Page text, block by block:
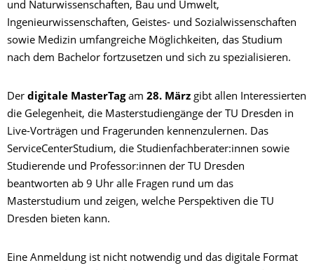
und Naturwissenschaften, Bau und Umwelt,
Ingenieurwissenschaften, Geistes- und Sozialwissenschaften
sowie Medizin umfangreiche Möglichkeiten, das Studium
nach dem Bachelor fortzusetzen und sich zu spezialisieren.
Der digitale MasterTag am 28. März gibt allen Interessierten
die Gelegenheit, die Masterstudiengänge der TU Dresden in
Live-Vorträgen und Fragerunden kennenzulernen. Das
ServiceCenterStudium, die Studienfachberater:innen sowie
Studierende und Professor:innen der TU Dresden
beantworten ab 9 Uhr alle Fragen rund um das
Masterstudium und zeigen, welche Perspektiven die TU
Dresden bieten kann.
Eine Anmeldung ist nicht notwendig und das digitale Format